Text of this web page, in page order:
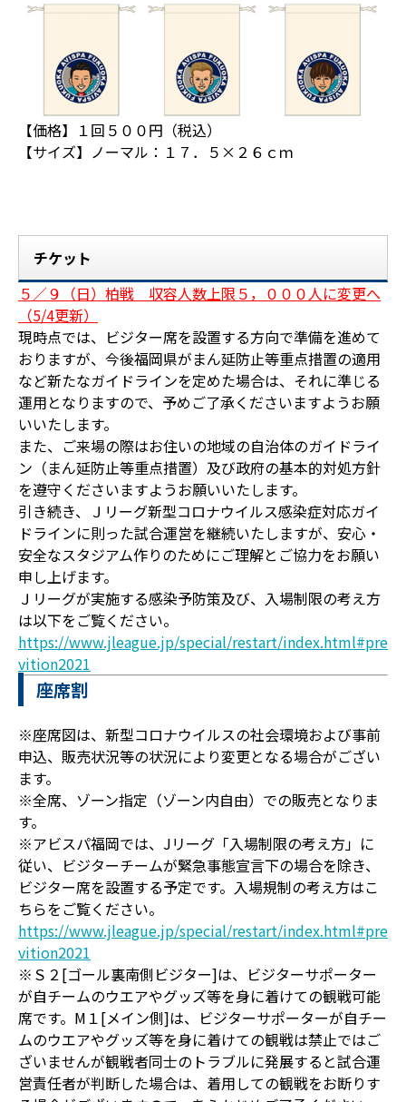
【価格】１回５００円（税込）
【サイズ】ノーマル：１７．５×２６ｃｍ
チケット
５／９（日）柏戦 収容人数上限５，０００人に変更へ
（5/4更新）
現時点では、ビジター席を設置する方向で準備を進めて
おりますが、今後福岡県がまん延防止等重点措置の適用
など新たなガイドラインを定めた場合は、それに準じる
運用となりますので、予めご了承くださいますようお願
いいたします。
また、ご来場の際はお住いの地域の自治体のガイドライ
ン（まん延防止等重点措置）及び政府の基本的対処方針
を遵守くださいますようお願いいたします。
引き続き、Ｊリーグ新型コロナウイルス感染症対応ガイ
ドラインに則った試合運営を継続いたしますが、安心・
安全なスタジアム作りのためにご理解とご協力をお願い
申し上げます。
Ｊリーグが実施する感染予防策及び、入場制限の考え方
は以下をご覧ください。
https://www.jleague.jp/special/restart/index.html#pre
vition2021
座席割
※座席図は、新型コロナウイルスの社会環境および事前
申込、販売状況等の状況により変更となる場合がござい
ます。
※全席、ゾーン指定（ゾーン内自由）での販売となりま
す。
※アビスパ福岡では、Jリーグ「入場制限の考え方」に
従い、ビジターチームが緊急事態宣言下の場合を除き、
ビジター席を設置する予定です。入場規制の考え方はこ
ちらをご覧ください。
https://www.jleague.jp/special/restart/index.html#pre
vition2021
※Ｓ２[ゴール裏南側ビジター]は、ビジターサポーター
が自チームのウエアやグッズ等を身に着けての観戦可能
席です。M１[メイン側]は、ビジターサポーターが自チー
ムのウエアやグッズ等を身に着けての観戦は禁止ではご
ざいませんが観戦者同士のトラブルに発展すると試合運
営責任者が判断した場合は、着用しての観戦をお断りす